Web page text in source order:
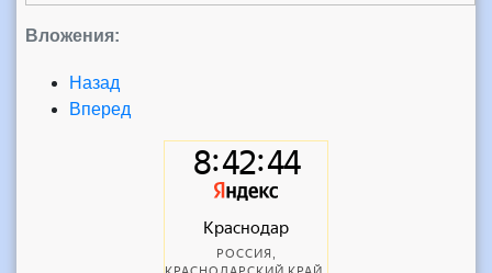
Вложения:
Назад
Вперед